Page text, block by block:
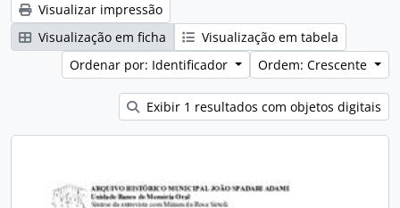
Visualizar impressão
Visualização em ficha
Visualização em tabela
Ordenar por: Identificador
Ordem: Crescente
Exibir 1 resultados com objetos digitais